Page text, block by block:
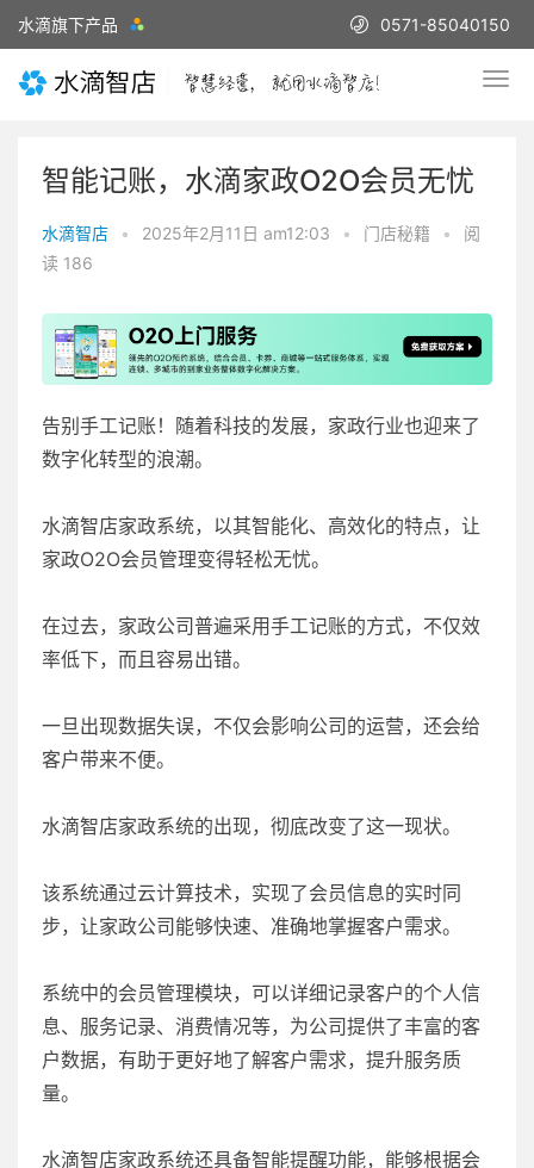
水滴旗下产品 0571-85040150
智能记账，水滴家政O2O会员无忧
水滴智店 • 2025年2月11日 am12:03 • 门店秘籍 •
阅
读 186
告别手工记账！随着科技的发展，家政行业也迎来了
数字化转型的浪潮。
水滴智店家政系统，以其智能化、高效化的特点，让
家政O2O会员管理变得轻松无忧。
在过去，家政公司普遍采用手工记账的方式，不仅效
率低下，而且容易出错。
一旦出现数据失误，不仅会影响公司的运营，还会给
客户带来不便。
水滴智店家政系统的出现，彻底改变了这一现状。
该系统通过云计算技术，实现了会员信息的实时同
步，让家政公司能够快速、准确地掌握客户需求。
系统中的会员管理模块，可以详细记录客户的个人信
息、服务记录、消费情况等，为公司提供了丰富的客
户数据，有助于更好地了解客户需求，提升服务质
量。
水滴智店家政系统还具备智能提醒功能，能够根据会